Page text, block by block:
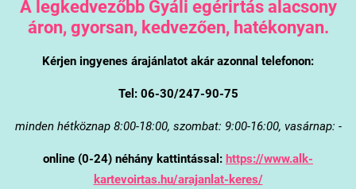
A legkedvezőbb Gyáli egérirtás alacsony
áron, gyorsan, kedvezően, hatékonyan.
Kérjen ingyenes árajánlatot akár azonnal telefonon:
Tel: 06-30/247-90-75
minden hétköznap 8:00-18:00, szombat: 9:00-16:00, vasárnap: -
online (0-24) néhány kattintással: https://www.alk-
kartevoirtas.hu/arajanlat-keres/